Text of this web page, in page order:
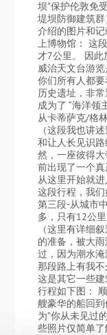
坝”保护伦敦免
堤坝防御建筑
介绍的图片和
上博物馆： 这
才7公里。 因此
威治天文台游
你们所有人都
历史遗址，非
成为了 “海洋领
从卡蒂萨克/格
（这段我也讲
和让人长见识
然，一座彼得
前出现了一个真
从这里开始就
这段行程，我
第三段-从城市
多，只有12公
（这里有详细
的准备，被大
过，因为潮水
那段路上有我不
这是其它一些
行程如下图：
艘豪华的船回
为”你从未见过
些照片仅简单了